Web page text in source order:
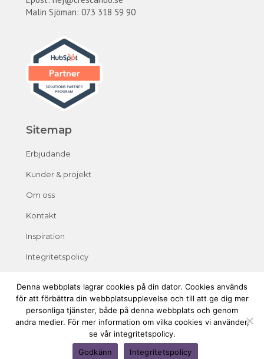
Malin Sjöman: 073 318 59 90
Sitemap
Erbjudande
Kunder & projekt
Om oss
Kontakt
Inspiration
Integritetspolicy
Copyright Crescando 2026. All rights reserved.
Denna webbplats lagrar cookies på din dator. Cookies används
för att förbättra din webbplatsupplevelse och till att ge dig mer
personliga tjänster, både på denna webbplats och genom
andra medier. För mer information om vilka cookies vi använder,
se vår integritetspolicy.
Godkänn
Integritetspolicy